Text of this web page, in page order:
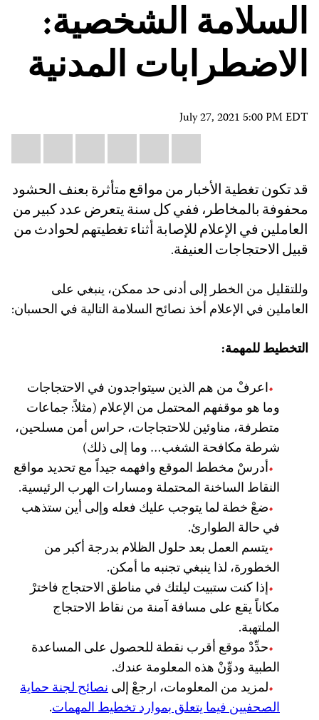
السلامة الشخصية:
الاضطرابات المدنية
July 27, 2021 5:00 PM EDT
قد تكون تغطية الأخبار من مواقع متأثرة بعنف الحشود
محفوفة بالمخاطر، ففي كل سنة يتعرض عدد كبير من
العاملين في الإعلام للإصابة أثناء تغطيتهم لحوادث من
قبيل الاحتجاجات العنيفة.
وللتقليل من الخطر إلى أدنى حد ممكن، ينبغي على
العاملين في الإعلام أخذ نصائح السلامة التالية في الحسبان:
التخطيط للمهمة:
اعرفْ من هم الذين سيتواجدون في الاحتجاجات
وما هو موقفهم المحتمل من الإعلام (مثلاً: جماعات
متطرفة، مناوئين للاحتجاجات، حراس أمن مسلحين،
شرطة مكافحة الشغب… وما إلى ذلك)
أدرسْ مخطط الموقع وافهمه جيداً مع تحديد مواقع
النقاط الساخنة المحتملة ومسارات الهرب الرئيسية.
ضعْ خطة لما يتوجب عليك فعله وإلى أين ستذهب
في حالة الطوارئ.
يتسم العمل بعد حلول الظلام بدرجة أكبر من
الخطورة، لذا ينبغي تجنبه ما أمكن.
إذا كنت ستبيت ليلتك في مناطق الاحتجاج فاخترْ
مكاناً يقع على مسافة آمنة من نقاط الاحتجاج
الملتهبة.
حدِّدْ موقع أقرب نقطة للحصول على المساعدة
الطبية ودوِّنْ هذه المعلومة عندك.
لمزيد من المعلومات، ارجعْ إلىنصائح لجنة حماية
الصحفيين فيما يتعلق بموارد تخطيط المهمات.